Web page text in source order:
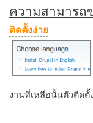
ความสามารถ
ติดตั้งง่าย
งานที่เหลือนั้นตัวติดตั้